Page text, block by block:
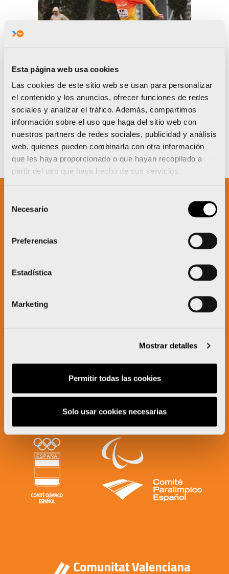
Esta página web usa cookies
Las cookies de este sitio web se usan para personalizar
el contenido y los anuncios, ofrecer funciones de redes
sociales y analizar el tráfico. Además, compartimos
información sobre el uso que haga del sitio web con
nuestros partners de redes sociales, publicidad y análisis
web, quienes pueden combinarla con otra información
que les haya proporcionado o que hayan recopilado a
partir del uso que haya hecho de sus servicios.
Necesario
Preferencias
Estadística
Marketing
Mostrar detalles
Permitir todas las cookies
Solo usar cookies necesarias